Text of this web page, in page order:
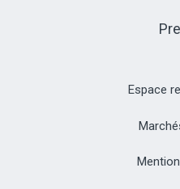
Espace